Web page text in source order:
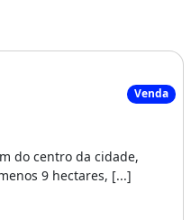
Venda
do centro da cidade,
9 hectares, [...]